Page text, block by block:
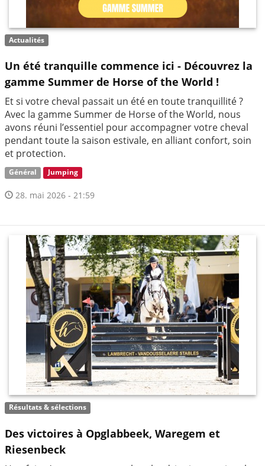
Actualités
Un été tranquille commence ici - Découvrez la
gamme Summer de Horse of the World !
Et si votre cheval passait un été en toute tranquillité ?
Avec la gamme Summer de Horse of the World, nous
avons réuni l’essentiel pour accompagner votre cheval
pendant toute la saison estivale, en alliant confort, soin
et protection.
Général Jumping
28. mai 2026 - 21:59
Résultats & sélections
Des victoires à Opglabbeek, Waregem et
Riesenbeck